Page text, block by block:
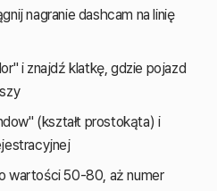
nagranie dashcam na linię
i znajdź klatkę, gdzie pojazd
(kształt prostokąta) i
wartości 50-80, aż numer